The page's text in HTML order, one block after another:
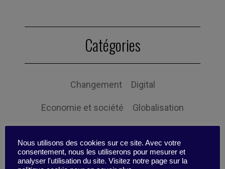
Catégories
Changement Digital
Economie et société Globalisation
Intelligence Collective Leadership
Nous utilisons des cookies sur ce site. Avec votre
consentement, nous les utiliserons pour mesurer et
analyser l'utilisation du site. Visitez notre page sur la